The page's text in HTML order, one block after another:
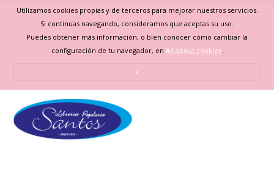
Utilizamos cookies propias y de terceros para mejorar nuestros servicios.
Si continuas navegando, consideramos que aceptas su uso.
Puedes obtener más información, o bien conocer cómo cambiar la
configuración de tu navegador, en All about cookies.
x